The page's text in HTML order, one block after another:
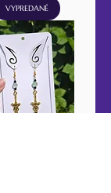
VYPREDANÉ